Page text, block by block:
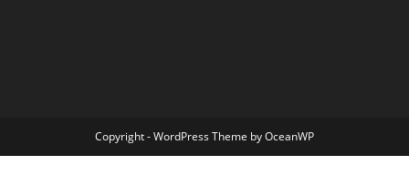
Copyright - WordPress Theme by OceanWP